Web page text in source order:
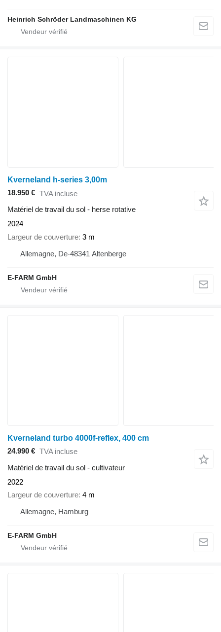
Heinrich Schröder Landmaschinen KG
Kverneland h-series 3,00m
18.950 € TVA incluse
Matériel de travail du sol - herse rotative
2024
Largeur de couverture 3 m
Allemagne, De-48341 Altenberge
E-FARM GmbH
Kverneland turbo 4000f-reflex, 400 cm
24.990 € TVA incluse
Matériel de travail du sol - cultivateur
2022
Largeur de couverture 4 m
Allemagne, Hamburg
E-FARM GmbH